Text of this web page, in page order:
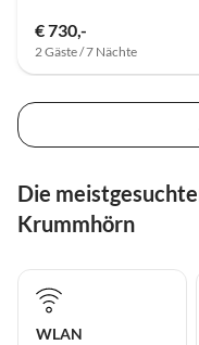
€ 730,-
2 Gäste / 7 Nächte
Die
Krummhörn
WLAN